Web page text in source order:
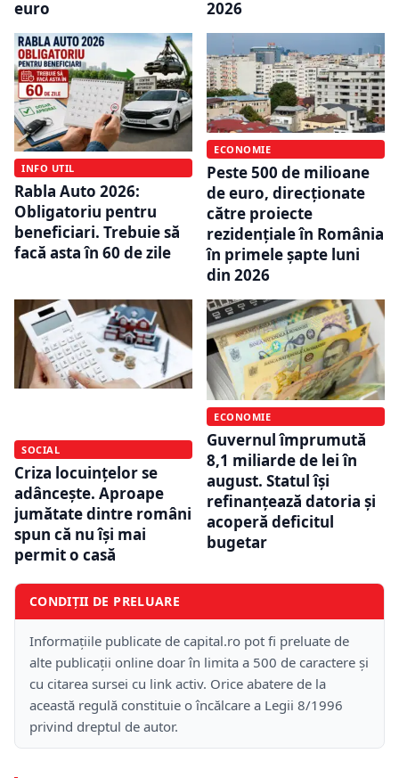
euro 2026
INFO UTIL
Rabla Auto 2026:
Obligatoriu pentru
beneficiari. Trebuie să
facă asta în 60 de zile
ECONOMIE
Peste 500 de milioane
de euro, direcționate
către proiecte
rezidențiale în România
în primele șapte luni
din 2026
SOCIAL
Criza locuințelor se
adâncește. Aproape
jumătate dintre români
spun că nu își mai
permit o casă
ECONOMIE
Guvernul împrumută
8,1 miliarde de lei în
august. Statul își
refinanțează datoria și
acoperă deficitul
bugetar
CONDIȚII DE PRELUARE
Informațiile publicate de capital.ro pot fi preluate de
alte publicații online doar în limita a 500 de caractere și
cu citarea sursei cu link activ. Orice abatere de la
această regulă constituie o încălcare a Legii 8/1996
privind dreptul de autor.